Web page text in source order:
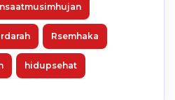
Rsemhaka
hidupsehat